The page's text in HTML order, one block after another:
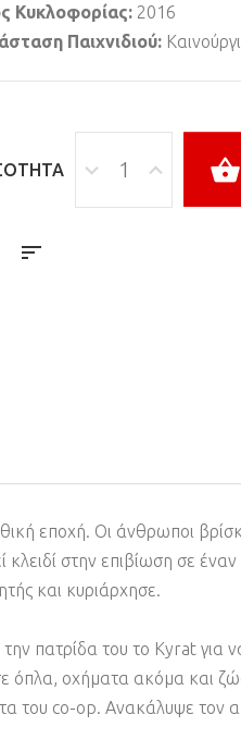
Κυκλοφορίας: 2016
Παιχνιδιού:
εποχή. Οι άνθρωποι
στην επιβίωση σε
και κυριάρχησε.
πατρίδα του το Kyrat για
όπλα, οχήματα ακόμα και
του co-op. Ανακάλυψε τον